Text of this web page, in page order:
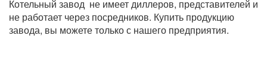
Котельный завод не имеет диллеров, представителей и
не работает через посредников. Купить продукцию
завода, вы можете только с нашего предприятия.